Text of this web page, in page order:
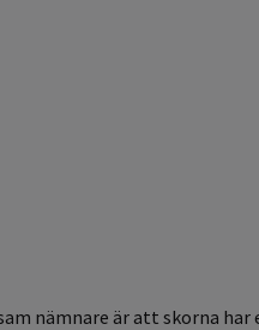
nämnare är att skorna